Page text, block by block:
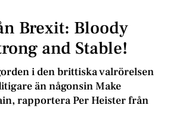
Brexit: Bloody
and Stable!
i den brittiska valrörelsen
än någonsin Make
rapportera Per Heister från